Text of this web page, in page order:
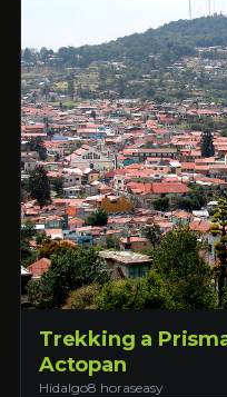
Trekking a
Actopan
Hidalgo8 horaseasy